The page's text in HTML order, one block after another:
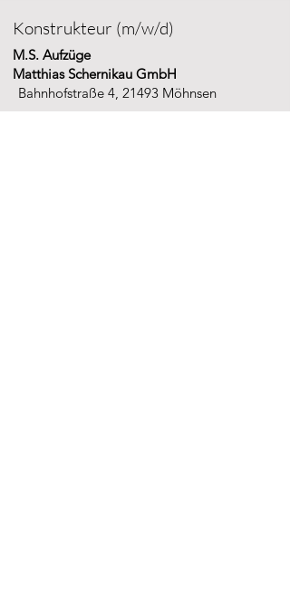
Konstrukteur (m/w/d)
M.S. Aufzüge
Matthias Schernikau GmbH
Bahnhofstraße 4, 21493 Möhnsen